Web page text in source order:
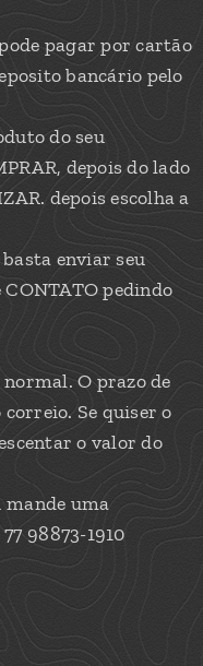
pagar por cartão
bancário pelo
do seu
depois do lado
depois escolha a
enviar seu
pedindo
O prazo de
correio. Se quiser o
o valor do
uma
98873-1910